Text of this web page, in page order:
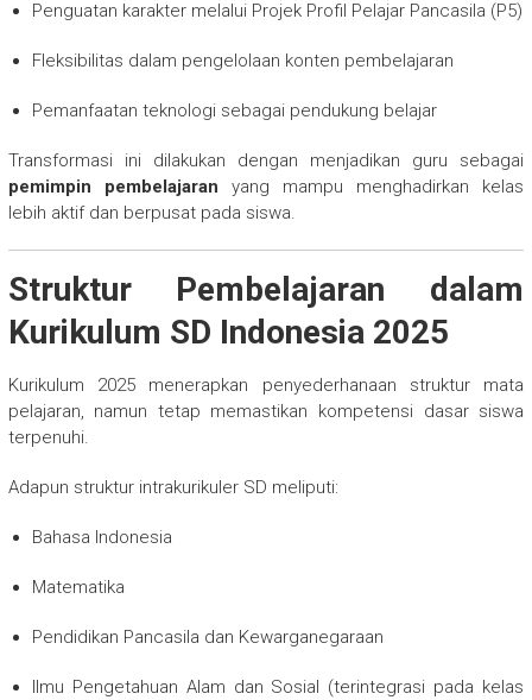
Penguatan karakter melalui Projek Profil Pelajar Pancasila (P5)
Fleksibilitas dalam pengelolaan konten pembelajaran
Pemanfaatan teknologi sebagai pendukung belajar
Transformasi ini dilakukan dengan menjadikan guru sebagai
pemimpin pembelajaran yang mampu menghadirkan kelas
lebih aktif dan berpusat pada siswa.
Struktur Pembelajaran dalam
Kurikulum SD Indonesia 2025
Kurikulum 2025 menerapkan penyederhanaan struktur mata
pelajaran, namun tetap memastikan kompetensi dasar siswa
terpenuhi.
Adapun struktur intrakurikuler SD meliputi:
Bahasa Indonesia
Matematika
Pendidikan Pancasila dan Kewarganegaraan
Ilmu Pengetahuan Alam dan Sosial (terintegrasi pada kelas